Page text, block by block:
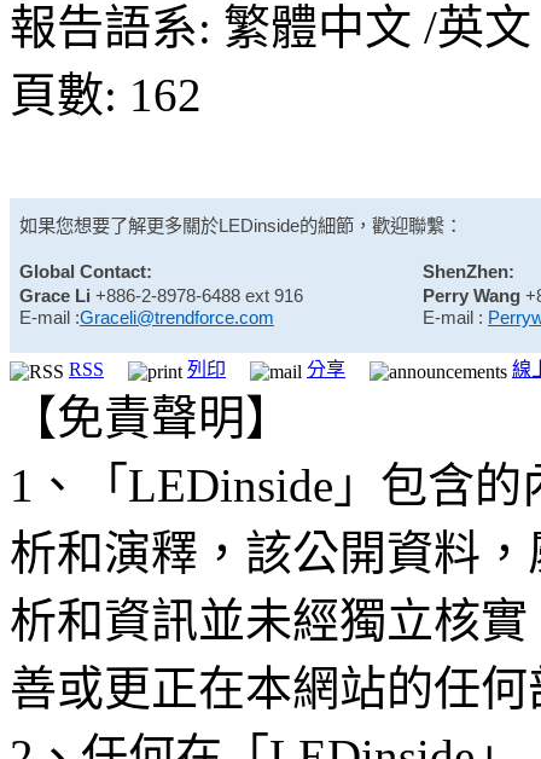
報告語系: 繁體中文 /英文
頁數: 162
如果您想要了解更多關於LEDinside的細節，歡迎聯繫：
Global Contact:
ShenZhen:
Grace Li +886-2-8978-6488 ext 916
E-mail :Graceli@trendforce.com
Perry Wang
E-mail :
RSS 列印 分享 線
【免責聲明】
1、「LEDinside」包含
析和演釋，該公開資料
析和資訊並未經獨立核
善或更正在本網站的任